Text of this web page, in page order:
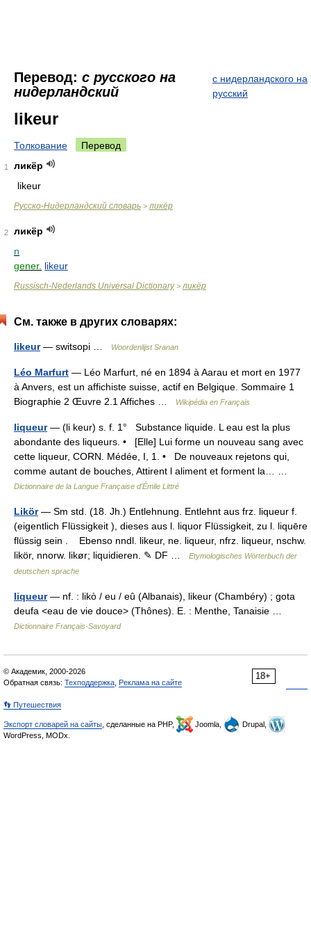
Перевод: с русского на
нидерландский
с нидерландского на
русский
likeur
Толкование Перевод
1
ликёр
likeur
Русско-Нидерландский словарь > ликёр
2
ликёр
n
gener. likeur
Russisch-Nederlands Universal Dictionary> ликёр
См. также в других словарях:
likeur— switsopi … Woordenlijst Sranan
Léo Marfurt — Léo Marfurt, né en 1894 à Aarau et mort en 1977
à Anvers, est un affichiste suisse, actif en Belgique. Sommaire 1
Biographie 2 Œuvre 2.1 Affiches …
Wikipédia en Français
liqueur— (li keur) s. f. 1° Substance liquide. L eau est la plus
abondante des liqueurs. • [Elle] Lui forme un nouveau sang avec
cette liqueur, CORN. Médée, I, 1. • De nouveaux rejetons qui,
comme autant de bouches, Attirent l aliment et forment la… …
Dictionnaire de la Langue Française d'Émile Littré
Likör— Sm std. (18. Jh.) Entlehnung. Entlehnt aus frz. liqueur f.
(eigentlich Flüssigkeit ), dieses aus l. liquor Flüssigkeit, zu l. liquēre
flüssig sein . Ebenso nndl. likeur, ne. liqueur, nfrz. liqueur, nschw.
likör, nnorw. likør; liquidieren. ✎ DF …
Etymologisches Wörterbuch der
deutschen sprache
liqueur— nf. : likò / eu / eû (Albanais), likeur (Chambéry) ; gota
deufa <eau de vie douce> (Thônes). E. : Menthe, Tanaisie …
Dictionnaire Français-Savoyard
18+
© Академик, 2000-2026
Обратная связь: Техподдержка Реклама на сайте
👣 Путешествия
Экспорт словарей на сайты , сделанные на PHP, Joomla,
Drupal,
WordPress, MODx.